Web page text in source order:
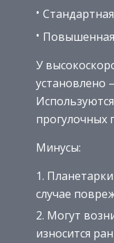
У
установлено
прогулочных
Минусы:
случае
Могут
износится